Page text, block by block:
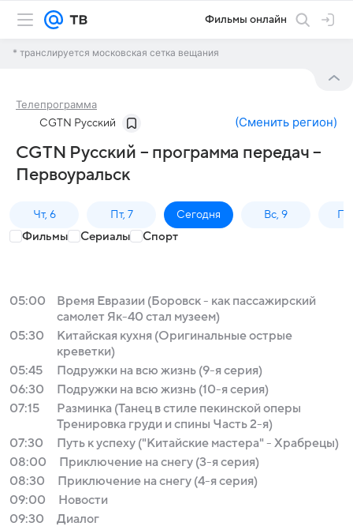
Фильмы онлайн
* транслируется московская сетка вещания
Телепрограмма
CGTN Русский (Сменить регион)
CGTN Русский – программа передач –
Первоуральск
Чт, 6 Пт, 7 Сегодня Вс, 9
Фильмы Сериалы Спорт
05:00
Время Евразии (Боровск - как пассажирский
самолет Як-40 стал музеем)
05:30
Китайская кухня (Оригинальные острые
креветки)
05:45
Подружки на всю жизнь (9-я серия)
06:30
Подружки на всю жизнь (10-я серия)
07:15
Разминка (Танец в стиле пекинской оперы
Тренировка груди и спины Часть 2-я)
07:30
Путь к успеху ("Китайские мастера" - Храбрецы)
08:00
Приключение на снегу (3-я серия)
08:30
Приключение на снегу (4-я серия)
09:00
Новости
09:30
Диалог